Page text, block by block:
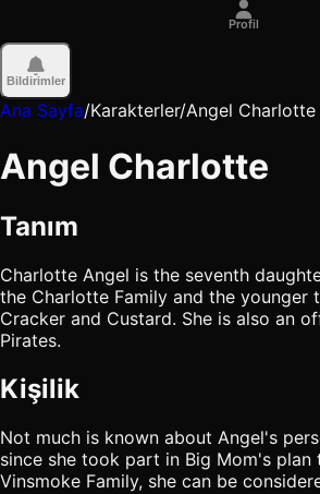
Profil
Bildirimler
Ana Sayfa/Karakterler/Angel Charlotte
Angel Charlotte
Tanım
Charlotte Angel is the seventh
the Charlotte Family and the younger
Cracker and Custard. She is also an
Pirates.
Kişilik
Not much is known about Angel's
since she took part in Big Mom's plan
Vinsmoke Family, she can be